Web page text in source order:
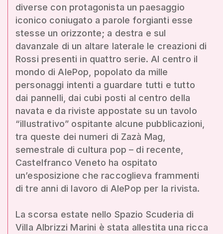
diverse con protagonista un paesaggio
iconico coniugato a parole forgianti esse
stesse un orizzonte; a destra e sul
davanzale di un altare laterale le creazioni di
Rossi presenti in quattro serie. Al centro il
mondo di AlePop, popolato da mille
personaggi intenti a guardare tutti e tutto
dai pannelli, dai cubi posti al centro della
navata e da riviste appostate su un tavolo
“illustrativo” ospitante alcune pubblicazioni,
tra queste dei numeri di Zazà Mag,
semestrale di cultura pop – di recente,
Castelfranco Veneto ha ospitato
un’esposizione che raccoglieva frammenti
di tre anni di lavoro di AlePop per la rivista.
La scorsa estate nello Spazio Scuderia di
Villa Albrizzi Marini è stata allestita una ricca